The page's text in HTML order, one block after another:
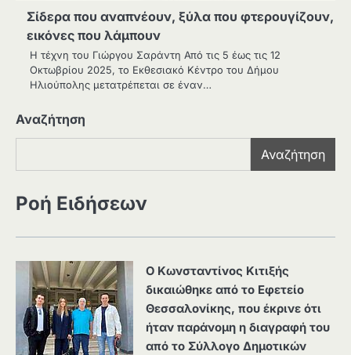
Σίδερα που αναπνέουν, ξύλα που φτερουγίζουν,
εικόνες που λάμπουν
Η τέχνη του Γιώργου Σαράντη Από τις 5 έως τις 12
Οκτωβρίου 2025, το Εκθεσιακό Κέντρο του Δήμου
Ηλιούπολης μετατρέπεται σε έναν…
Αναζήτηση
Αναζήτηση
Ροή Ειδήσεων
Ο Κωνσταντίνος Κιτιξής
δικαιώθηκε από το Εφετείο
Θεσσαλονίκης, που έκρινε ότι
ήταν παράνομη η διαγραφή του
από το Σύλλογο Δημοτικών